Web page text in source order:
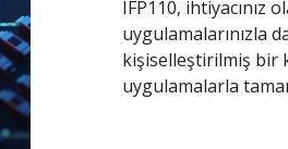
IFP110, ihtiyacınız
uygulamalarınızla
kişiselleştirilmiş bir
uygulamalarla